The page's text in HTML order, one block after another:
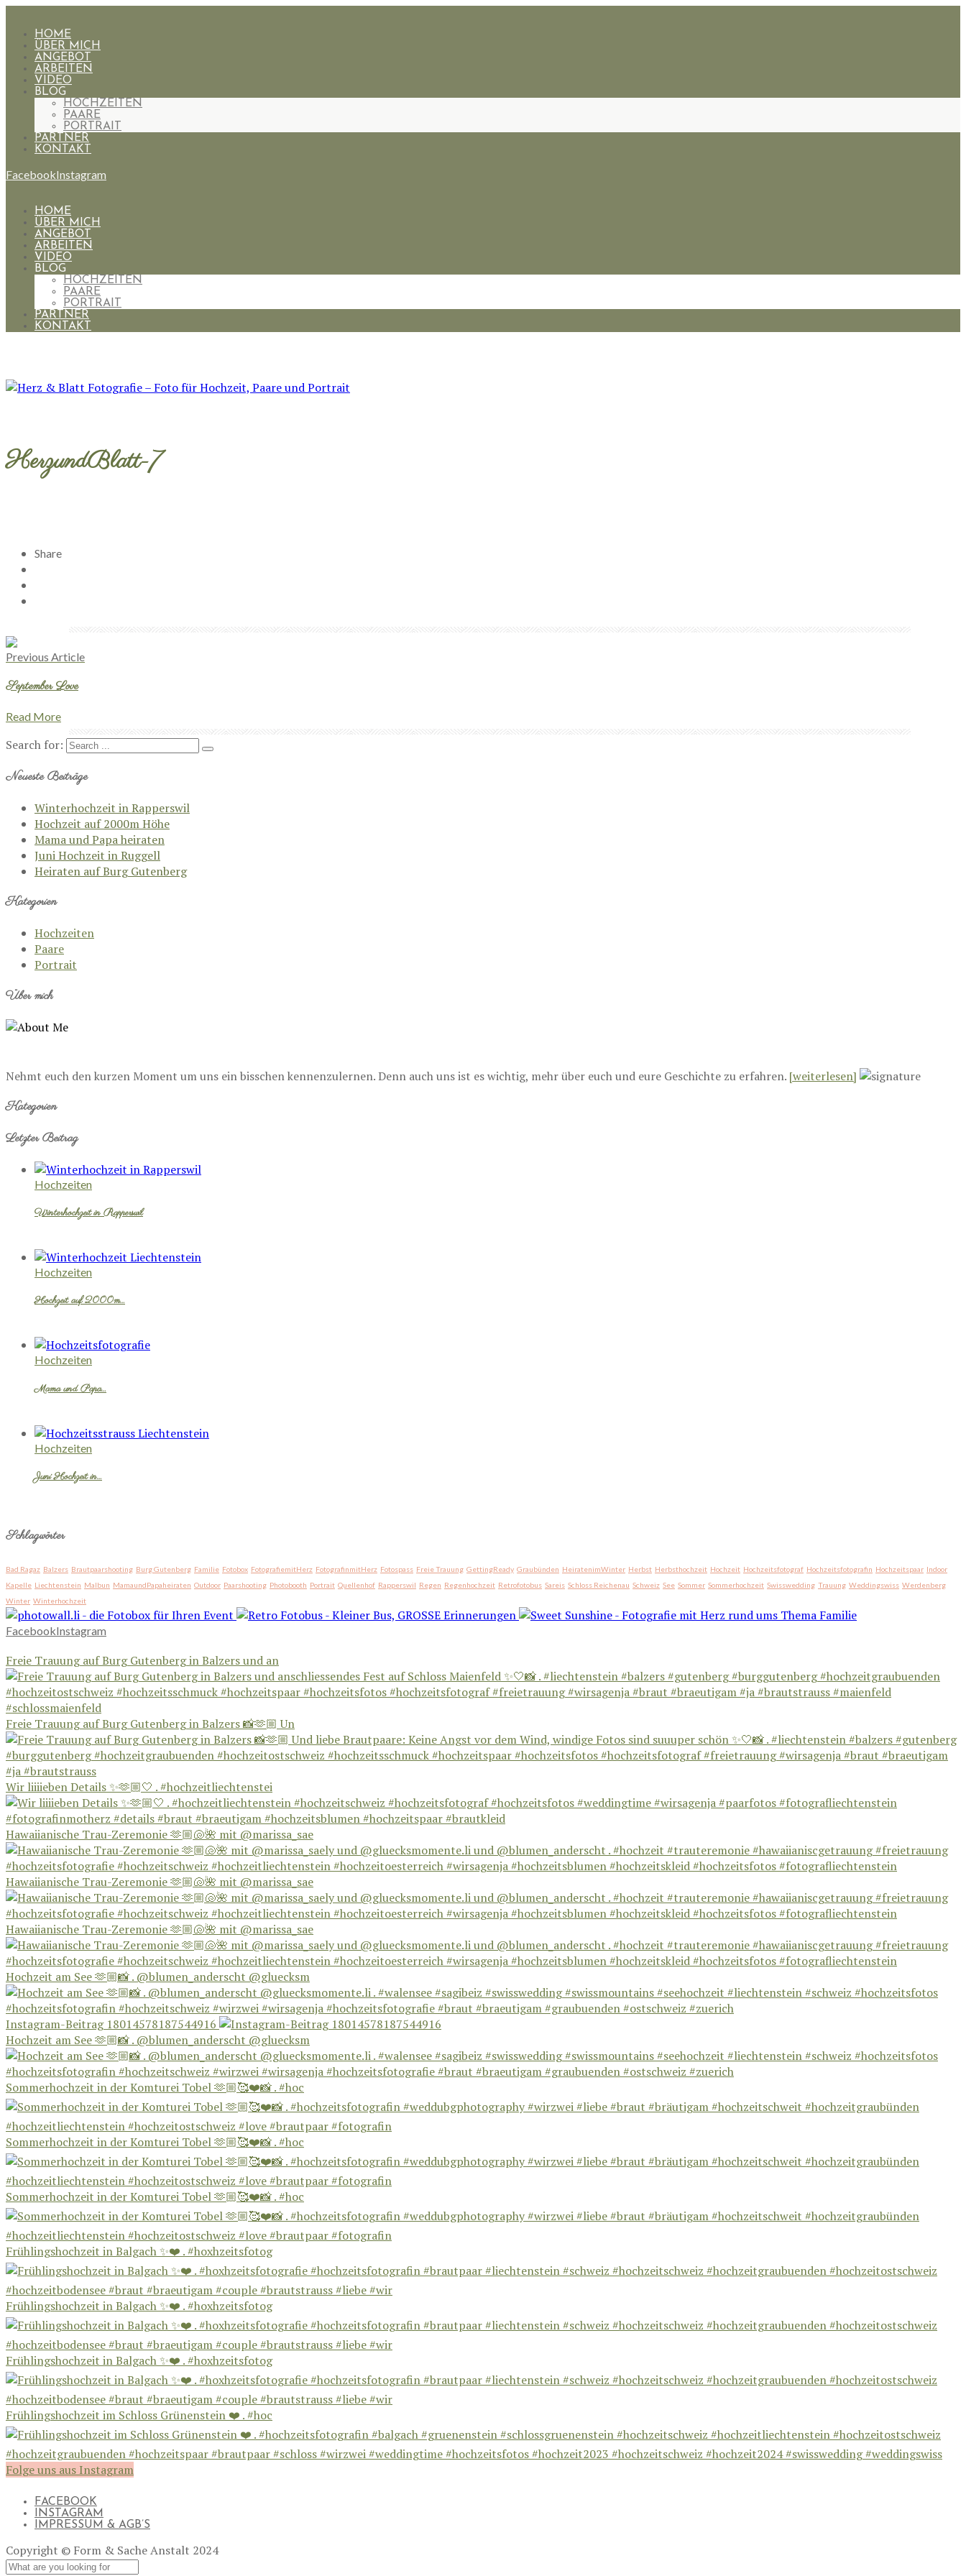
HOME
ÜBER MICH
ANGEBOT
ARBEITEN
VIDEO
BLOG
HOCHZEITEN
PAARE
PORTRAIT
PARTNER
KONTAKT
FacebookInstagram
HOME
ÜBER MICH
ANGEBOT
ARBEITEN
VIDEO
BLOG
HOCHZEITEN
PAARE
PORTRAIT
PARTNER
KONTAKT
HerzundBlatt-7
Share
Previous Article
September Love
Read More
Search for:
Neueste Beiträge
Winterhochzeit in Rapperswil
Hochzeit auf 2000m Höhe
Mama und Papa heiraten
Juni Hochzeit in Ruggell
Heiraten auf Burg Gutenberg
Kategorien
Hochzeiten
Paare
Portrait
Über mich
Nehmt euch den kurzen Moment um uns ein bisschen kennenzulernen. Denn auch uns ist es wichtig, mehr über euch und eure Geschichte zu erfahren. [weiterlesen]
Kategorien
Letzter Beitrag
Hochzeiten
Winterhochzeit in Rapperswil
Hochzeiten
Hochzeit auf 2000m…
Hochzeiten
Mama und Papa…
Hochzeiten
Juni Hochzeit in…
Schlagwörter
Bad Ragaz Balzers Brautpaarshooting Burg Gutenberg Familie Fotobox FotografiemitHerz FotografinmitHerz Fotospass Freie Trauung GettingReady Graubünden HeiratenimWinter Herbst Herbsthochzeit Hochzeit Hochzeitsfotograf Hochzeitsfotografin Hochzeitspaar Indoor
Kapelle Liechtenstein Malbun MamaundPapaheiraten Outdoor Paarshooting Photobooth Portrait Quellenhof Rapperswil Regen Regenhochzeit Retrofotobus Sareis Schloss Reichenau Schweiz See Sommer Sommerhochzeit Swisswedding Trauung Weddingswiss Werdenberg
Winter Winterhochzeit
FacebookInstagram
Freie Trauung auf Burg Gutenberg in Balzers und an
Freie Trauung auf Burg Gutenberg in Balzers 📸🫶🏼 Un
Wir liiiieben Details ✨🫶🏼🤍 . #hochzeitliechtenstei
Hawaiianische Trau-Zeremonie 🫶🏼🐚🌺 mit @marissa_sae
Hawaiianische Trau-Zeremonie 🫶🏼🐚🌺 mit @marissa_sae
Hawaiianische Trau-Zeremonie 🫶🏼🐚🌺 mit @marissa_sae
Hochzeit am See 🫶🏼📸 . @blumen_anderscht @gluecksm
Instagram-Beitrag 18014578187544916
Hochzeit am See 🫶🏼📸 . @blumen_anderscht @gluecksm
Sommerhochzeit in der Komturei Tobel 🫶🏼🥰❤️📸 . #hoc
Sommerhochzeit in der Komturei Tobel 🫶🏼🥰❤️📸 . #hoc
Sommerhochzeit in der Komturei Tobel 🫶🏼🥰❤️📸 . #hoc
Frühlingshochzeit in Balgach ✨❤️ . #hoxhzeitsfotog
Frühlingshochzeit in Balgach ✨❤️ . #hoxhzeitsfotog
Frühlingshochzeit in Balgach ✨❤️ . #hoxhzeitsfotog
Frühlingshochzeit im Schloss Grünenstein ❤️ . #hoc
Folge uns aus Instagram
FACEBOOK
INSTAGRAM
IMPRESSUM & AGB’S
Copyright © Form & Sache Anstalt 2024